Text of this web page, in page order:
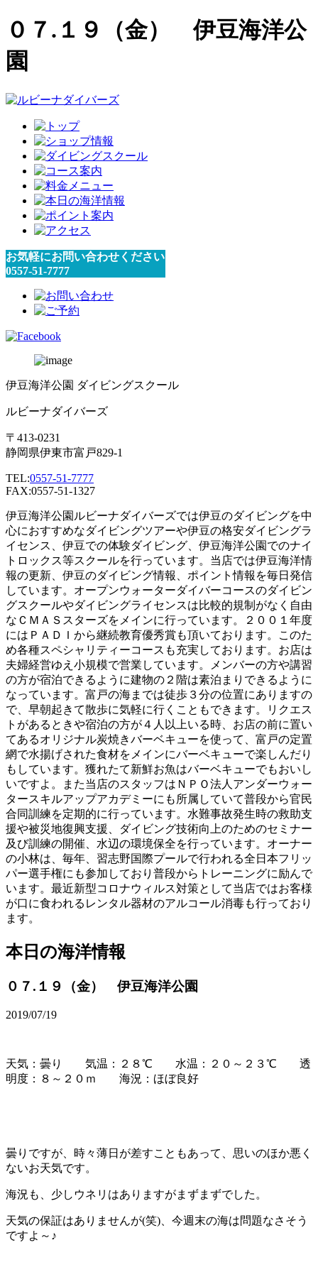
０７.１９（金） 伊豆海洋公
園
お気軽にお問い合わせください
0557-51-7777
伊豆海洋公園 ダイビングスクール
ルビーナダイバーズ
〒413-0231
静岡県伊東市富戸829-1
TEL:0557-51-7777
FAX:0557-51-1327
伊豆海洋公園ルビーナダイバーズでは伊豆のダイビングを中
心におすすめなダイビングツアーや伊豆の格安ダイビングラ
イセンス、伊豆での体験ダイビング、伊豆海洋公園でのナイ
トロックス等スクールを行っています。当店では伊豆海洋情
報の更新、伊豆のダイビング情報、ポイント情報を毎日発信
しています。オープンウォーターダイバーコースのダイビン
グスクールやダイビングライセンスは比較的規制がなく自由
なＣＭＡＳスターズをメインに行っています。２００１年度
にはＰＡＤＩから継続教育優秀賞も頂いております。このた
め各種スペシャリティーコースも充実しております。お店は
夫婦経営ゆえ小規模で営業しています。メンバーの方や講習
の方が宿泊できるように建物の２階は素泊まりできるように
なっています。富戸の海までは徒歩３分の位置にありますの
で、早朝起きて散歩に気軽に行くこともできます。リクエス
トがあるときや宿泊の方が４人以上いる時、お店の前に置い
てあるオリジナル炭焼きバーベキューを使って、富戸の定置
網で水揚げされた食材をメインにバーベキューで楽しんだり
もしています。獲れたて新鮮お魚はバーベキューでもおいし
いですよ。また当店のスタッフはＮＰＯ法人アンダーウォー
タースキルアップアカデミーにも所属していて普段から官民
合同訓練を定期的に行っています。水難事故発生時の救助支
援や被災地復興支援、ダイビング技術向上のためのセミナー
及び訓練の開催、水辺の環境保全を行っています。オーナー
の小林は、毎年、習志野国際プールで行われる全日本フリッ
パー選手権にも参加しており普段からトレーニングに励んで
います。最近新型コロナウィルス対策として当店ではお客様
が口に食われるレンタル器材のアルコール消毒も行っており
ます。
本日の海洋情報
０７.１９（金） 伊豆海洋公園
2019/07/19
天気：曇り 気温：２８℃ 水温：２０～２３℃ 透
明度：８～２０ｍ 海況：ほぼ良好
曇りですが、時々薄日が差すこともあって、思いのほか悪く
ないお天気です。
海況も、少しウネリはありますがまずまずでした。
天気の保証はありませんが(笑)、今週末の海は問題なさそう
ですよ～♪